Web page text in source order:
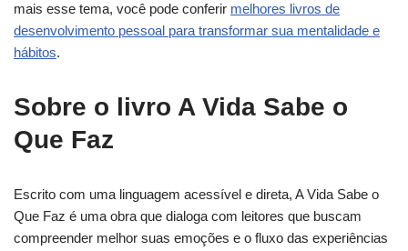
mais esse tema, você pode conferir melhores livros de
desenvolvimento pessoal para transformar sua mentalidade e
hábitos.
Sobre o livro A Vida Sabe o
Que Faz
Escrito com uma linguagem acessível e direta, A Vida Sabe o
Que Faz é uma obra que dialoga com leitores que buscam
compreender melhor suas emoções e o fluxo das experiências